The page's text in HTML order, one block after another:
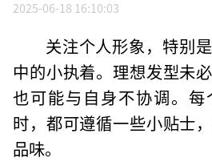
2025-06-18 16:10:03
关注个人形象，特别
中的小执着。理想发型未
也可能与自身不协调。
时，都可遵循一些小贴士
品味。